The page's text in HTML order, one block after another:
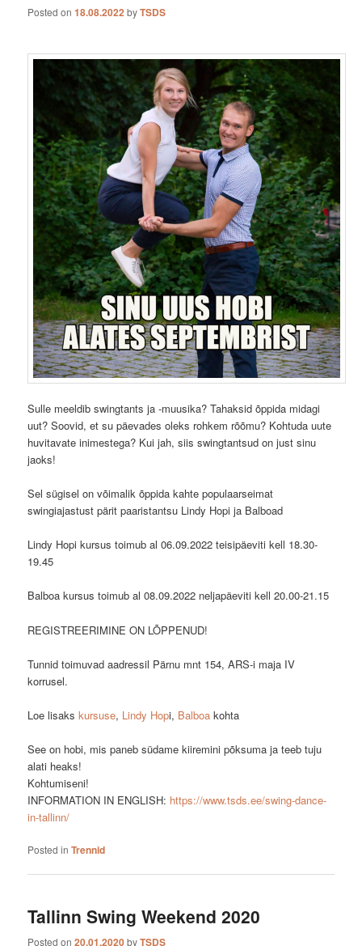
Posted on18.08.2022byTSDS
Sulle meeldib swingtants ja -muusika? Tahaksid õppida midagi
uut? Soovid, et su päevades oleks rohkem rõõmu? Kohtuda uute
huvitavate inimestega? Kui jah, siis swingtantsud on just sinu
jaoks!
Sel sügisel on võimalik õppida kahte populaarseimat
swingiajastust pärit paaristantsu Lindy Hopi ja Balboad
Lindy Hopi kursus toimub al 06.09.2022 teisipäeviti kell 18.30-
19.45
Balboa kursus toimub al 08.09.2022 neljapäeviti kell 20.00-21.15
REGISTREERIMINE ON LÕPPENUD!
Tunnid toimuvad aadressil Pärnu mnt 154, ARS-i maja IV
korrusel.
Loe lisakskursuse, Lindy Hopi, Balboakohta
See on hobi, mis paneb südame kiiremini põksuma ja teeb tuju
alati heaks!
Kohtumiseni!
INFORMATION IN ENGLISH: https://www.tsds.ee/swing-dance-
in-tallinn/
Posted in Trennid
Tallinn Swing Weekend 2020
Posted on20.01.2020byTSDS